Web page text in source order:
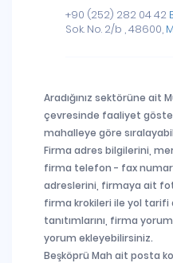
+90 (252) 282 04 42
Sok. No. 2/b , 48600,
Aradığınız sektörüne ait
çevresinde faaliyet
mahalleye göre
Firma adres bilgilerini,
firma telefon - fax
adreslerini, firmaya ait
firma krokileri ile yol tarifi
tanıtımlarını, firma
yorum ekleyebilirsiniz.
Beşköprü Mah ait posta